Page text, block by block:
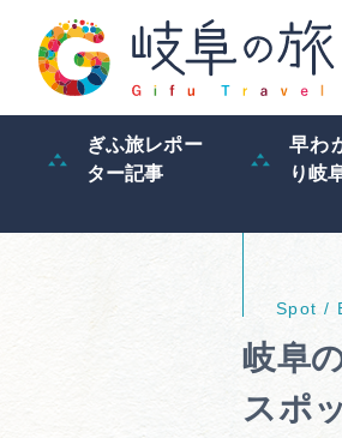
ぎふ旅レポー
ター記事
早わ
り岐
岐阜
スポ